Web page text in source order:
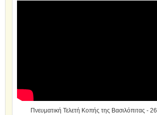
Πνευματική Τελετή Κοπής της Βασιλόπιτας - 26